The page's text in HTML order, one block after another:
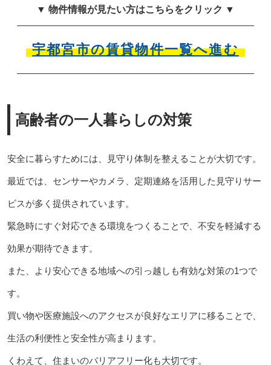
▼ 物件情報が見たい方はこちらをクリック ▼
宇都宮市の賃貸物件一覧へ進む
高齢者の一人暮らしの対策
安全に暮らすためには、見守り体制を整えることが大切です。
最近では、センサーやカメラ、定期連絡を活用した見守りサー
ビスが多く提供されています。
緊急時にすぐ対応できる環境をつくることで、不安を軽減する
効果が期待できます。
また、より安心できる地域への引っ越しも有効な対策の1つで
す。
買い物や医療施設へのアクセスが良好なエリアに移ることで、
生活の利便性と安全性が高まります。
くわえて、住まいのバリアフリー化も大切です。